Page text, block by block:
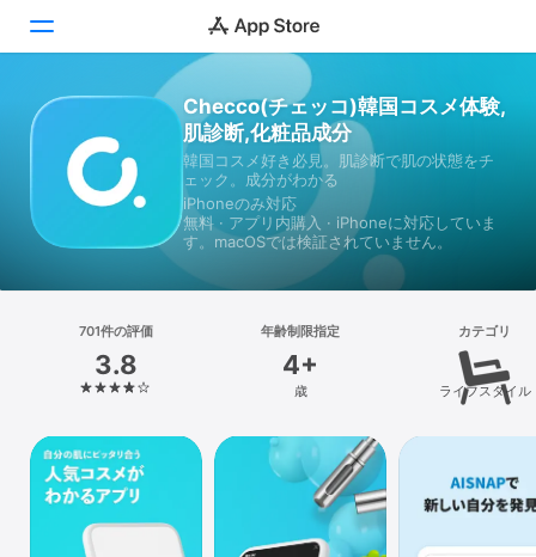
ゲーム
検索
プラットフォーム
iPhone
iPad
Mac
Vision
Watch
Checco(チェッコ)韓国コスメ体験,
肌診断,化粧品成分
韓国コスメ好き必見。肌診断で肌の状態をチ
ェック。成分がわかる
iPhoneのみ対応
無料 · アプリ内購入 · iPhoneに対応していま
す。macOSでは検証されていません。
701件の評価
3.8
年齢制限指定
4+
歳
カテゴリ
ライフスタイル